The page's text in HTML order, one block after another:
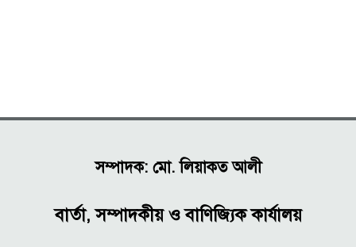
সম্পাদক: মো. লিয়াকত আলী
বার্তা, সম্পাদকীয় ও বাণিজ্যিক কার্যালয়